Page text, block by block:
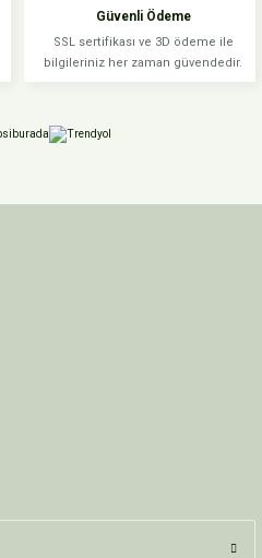
Güvenli Ödeme
SSL sertifikası ve 3D ödeme ile
bilgileriniz her zaman güvendedir.